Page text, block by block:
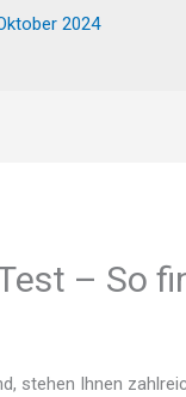
2024
– So
stehen Ihnen